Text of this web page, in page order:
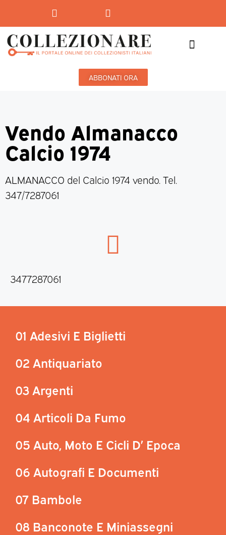
ABBONATI ORA
Vendo Almanacco
Calcio 1974
ALMANACCO del Calcio 1974 vendo. Tel.
347/7287061
3477287061
01 Adesivi E Biglietti
02 Antiquariato
03 Argenti
04 Articoli Da Fumo
05 Auto, Moto E Cicli D’ Epoca
06 Autografi E Documenti
07 Bambole
08 Banconote E Miniassegni